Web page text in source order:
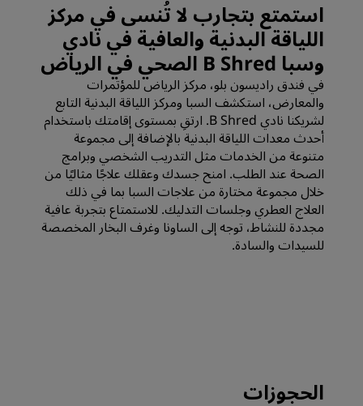
استمتع بتجارب لا تُنسى في مركز
اللياقة البدنية والعافية في نادي
وسبا B Shred الصحي في الرياض
في فندق راديسون بلو، مركز الرياض للمؤتمرات
والمعارض، استكشف السبا ومركز اللياقة البدنية التابع
لشريكنا نادي B Shred. ‏‫‏‫ارتقِ بمستوى إقامتك باستخدام
أحدث معدات اللياقة البدنية بالإضافة إلى مجموعة
متنوعة من الخدمات مثل التدريب الشخصي وبرامج
الصحة عند الطلب. امنح جسدك وعقلك علاجًا مثاليًا من
خلال مجموعة مختارة من علاجات السبا بما في ذلك
العلاج العطري وجلسات التدليك. للاستمتاع بتجربة عافية
مجددة للنشاط، توجه إلى الساونا وغرف البخار المخصصة
للسيدات والسادة.
الحجوزات